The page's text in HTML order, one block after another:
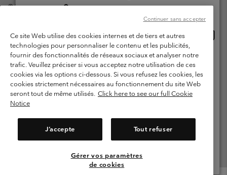
©2026Columbia Sportswear Company. Avenue des Morgines, 12 1213
Garanties Légales
Politique de confidentialité
Conditions d'utilisation - Membres
Conditions D'utilisation - Contenu généré par l'utilisateur
Impressum
Cookies
Ce site Web utilise des cookies internes et de tiers et autres
technologies pour personnaliser le contenu et les publicités,
fournir des fonctionnalités de réseaux sociaux et analyser notre
trafic. Veuillez préciser si vous acceptez notre utilisation de ces
cookies via les options ci-dessous. Si vous refusez les cookies, les
cookies strictement nécessaires au fonctionnement du site Web
seront tout de même utilisés. Click here to see our full Cookie
Notice
J’accepte Tout refuser
Gérer vos paramètres
de cookies
Continuer sans accepter
United States
Switzerland-English
Switzerland-Deutsch
Switzerland-Italiano
Voir Tous Les Pays